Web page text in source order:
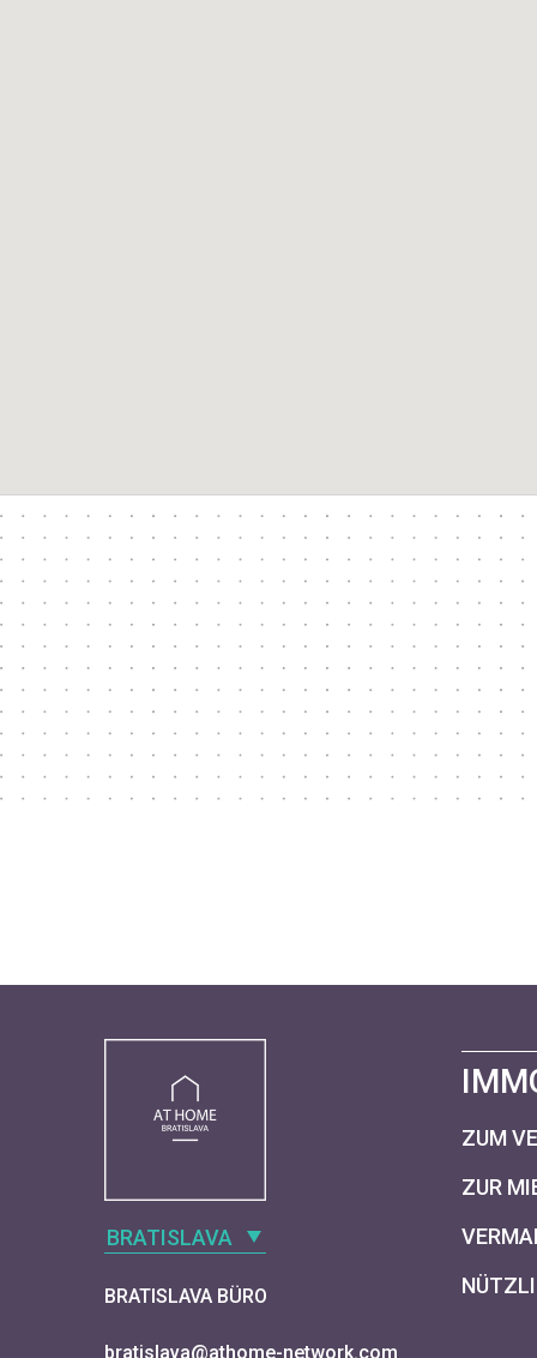
BRATISLAVA
BRATISLAVA BÜRO
bratislava@athome-network.com
ZUM
ZUR